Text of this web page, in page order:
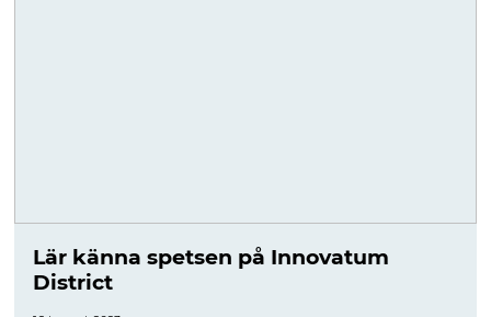
Lär känna spetsen på Innovatum
District